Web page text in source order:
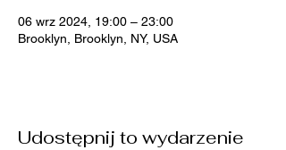
06 wrz 2024, 19:00 – 23:00
Brooklyn, Brooklyn, NY, USA
Udostępnij to wydarzenie